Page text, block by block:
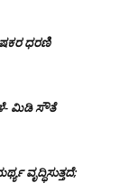
ಧರಣಿ
ಮಿಡಿ ಸೌತೆ
ವೃದ್ಧಿಸುತ್ತದೆ;